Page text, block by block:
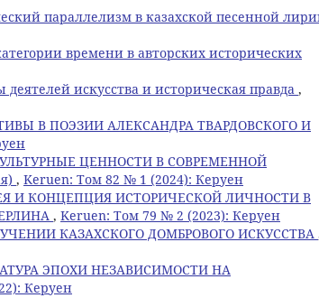
параллелизм в казахской песенной
времени в авторских исторических
искусства и историческая правда ,
В ПОЭЗИИ АЛЕКСАНДРА ТВАРДОВСКОГО И
ЦЕННОСТИ В СОВРЕМЕННОЙ
, Keruen: Том 82 № 1 (2024): Керуен
И КОНЦЕПЦИЯ ИСТОРИЧЕСКОЙ ЛИЧНОСТИ В
, Keruen: Том 79 № 2 (2023): Керуен
КАЗАХСКОГО ДОМБРОВОГО ИСКУССТВА
ЭПОХИ НЕЗАВИСИМОСТИ НА
Керуен